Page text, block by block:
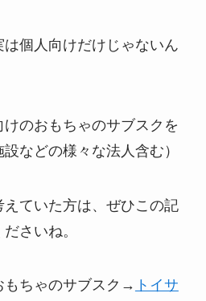
個人向けだけじゃないん
のおもちゃのサブスクを
などの様々な法人含む）
えていた方は、ぜひこの記
さいね。
もちゃのサブスク→ トイサ